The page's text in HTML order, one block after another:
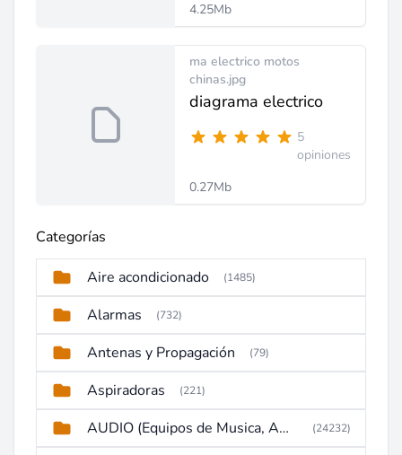
4.25Mb
ma electrico motos
chinas.jpg
diagrama electrico
5
opiniones
0.27Mb
Categorías
Aire acondicionado (1485)
Alarmas (732)
Antenas y Propagación (79)
Aspiradoras (221)
AUDIO (Equipos de Musica, Amplificadores, Reproductores, Etc) (24232)